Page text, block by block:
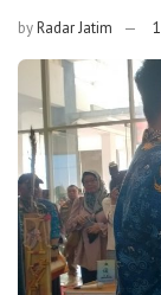
byRadar Jatim